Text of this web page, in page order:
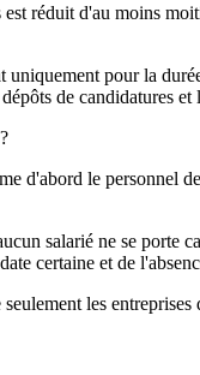
réduit d'au moins
uniquement pour la
de candidatures et
d'abord le personnel
salarié ne se
certaine et de
les